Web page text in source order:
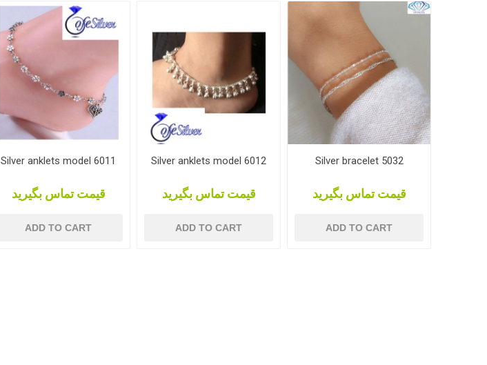
Silver anklets model 6011
قیمت تماس بگیرید
ADD TO CART
Silver anklets model 6012
قیمت تماس بگیرید
ADD TO CART
Silver bracelet 5032
قیمت تماس بگیرید
ADD TO CART